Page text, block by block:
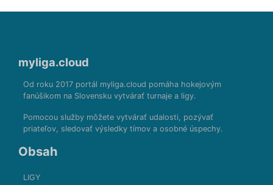
myliga.cloud
Od roku 2017 portál myliga.cloud pomáha hokejovým
fanúšikom na Slovensku vytvárať turnaje a ligy.
Pomocou služby môžete vytvárať udalosti, pozývať
priateľov, sledovať výsledky tímov a osobné úspechy.
Obsah
LIGY